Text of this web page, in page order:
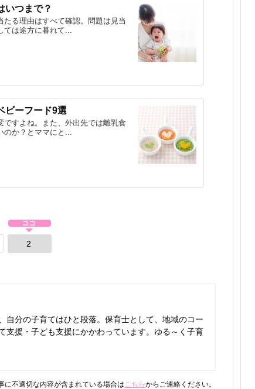
いつまで？
る理由はすべて確認。問題は見当
ては途方に暮れて...
ビーフード9選
すよね。また、外出先では離乳食
のか？とママにと...
2
自分の子育てはひと段落。保育士として、地域のコー
支援・子ども支援にかかわっています。ゆる～く子育
に不適切な内容が含まれている場合はこちらからご連絡ください。